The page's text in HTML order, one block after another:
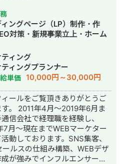
ングページ（LP）制作・作
対策・新規事業立上・ホーム
作・作成・リスティング広告
ィング
ィングプランナー
単価 10,000円～30,000円
ィールをご覧頂きありがとうご
す。 2011年4月～2019年6月ま
信会社で経理職を経験し、
7月～現在までWEBマーケター
動しております。SNS集客、
ールスの仕組み構築、WEBデザ
が強みでインフルエンサーの